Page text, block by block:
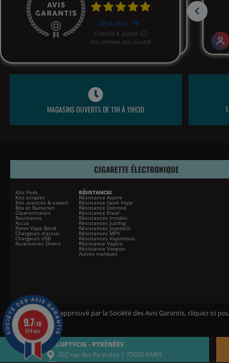
MAGASINS OUVERTS DE 11H À 19H30
Marchand approuvé par la Société des Avis Garantis,cliquez ici
CIGARETTE ÉLECTRONIQUE
Kits Pods
Kits simples
Kits avancés & expert
Box et Batteries
Clearomiseurs
Resistance
Accus
Pyrex Vape Band
Chargeurs d'accus
Chargeurs USB
Accessoires Divers
RÉSISTANCES
Résistance Aspire
Résistance Geek Vape
Résistance Dotmod
Résistance Eleaf
Résistances Innokin
Résistances Justfog
Résistances Joyetech
Résistances MPV
Résistances Vaporesso
Résistance Vaptio
Résistance Voopoo
Autres marques
VOLUPTYCIG - PYRÉNÉES
302 rue des Pyrénées | 75020 PARIS
9.7/10
654 avis